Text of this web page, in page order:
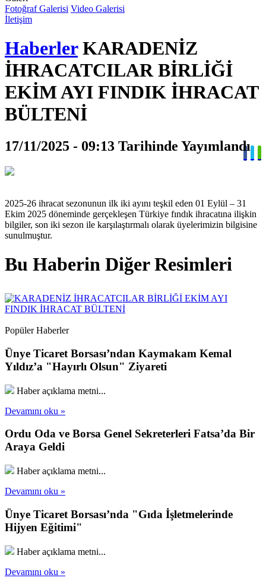
Fotoğraf Galerisi Video Galerisi
İletişim
HaberlerKARADENİZ
İHRACATCILAR BİRLİĞİ
EKİM AYI FINDIK İHRACAT
BÜLTENİ
17/11/2025 - 09:13 Tarihinde Yayımlandı
2025-26 ihracat sezonunun ilk iki ayını teşkil eden 01 Eylül – 31
Ekim 2025 döneminde gerçekleşen Türkiye fındık ihracatına ilişkin
bilgiler, son iki sezon ile karşılaştırmalı olarak üyelerimizin bilgisine
sunulmuştur.
Bu Haberin Diğer Resimleri
Popüler Haberler
Ünye Ticaret Borsası’ndan Kaymakam Kemal
Yıldız’a "Hayırlı Olsun" Ziyareti
Haber açıklama metni...
Devamını oku »
Ordu Oda ve Borsa Genel Sekreterleri Fatsa’da Bir
Araya Geldi
Haber açıklama metni...
Devamını oku »
Ünye Ticaret Borsası’nda "Gıda İşletmelerinde
Hijyen Eğitimi"
Haber açıklama metni...
Devamını oku »